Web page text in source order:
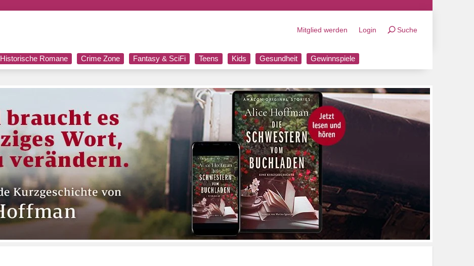
Mitglied werden Login Suche
Historische Romane Crime Zone Fantasy & SciFi Teens Kids Gesundheit Gewinnspiele